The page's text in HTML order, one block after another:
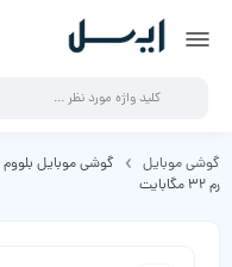
گوشی موبایل
رم 32 مگابایت